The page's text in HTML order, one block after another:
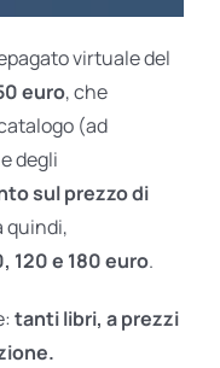
virtuale del
euro, che
(ad
degli
sul prezzo di
quindi,
120 e 180 euro.
tanti libri, a prezzi